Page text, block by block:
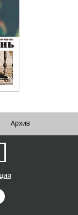
Архив